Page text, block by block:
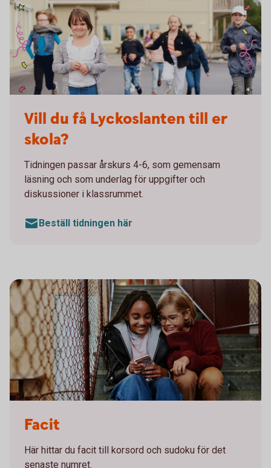
Vill du få Lyckoslanten till er
skola?
Tidningen passar årskurs 4-6, som gemensam
läsning och som underlag för uppgifter och
diskussioner i klassrummet.
Beställ tidningen här
Facit
Här hittar du facit till korsord och sudoku för det
senaste numret.